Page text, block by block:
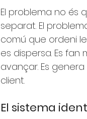
El problema no és
separat. El
comú que ordeni
es dispersa. Es
avançar. Es
client.
El sistema